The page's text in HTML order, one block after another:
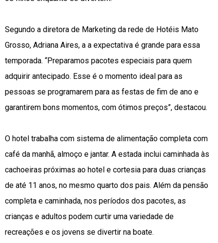
Segundo a diretora de Marketing da rede de Hotéis Mato
Grosso, Adriana Aires, a a expectativa é grande para essa
temporada. “Preparamos pacotes especiais para quem
adquirir antecipado. Esse é o momento ideal para as
pessoas se programarem para as festas de fim de ano e
garantirem bons momentos, com ótimos preços”, destacou.
O hotel trabalha com sistema de alimentação completa com
café da manhã, almoço e jantar. A estada inclui caminhada às
cachoeiras próximas ao hotel e cortesia para duas crianças
de até 11 anos, no mesmo quarto dos pais. Além da pensão
completa e caminhada, nos períodos dos pacotes, as
crianças e adultos podem curtir uma variedade de
recreações e os jovens se divertir na boate.